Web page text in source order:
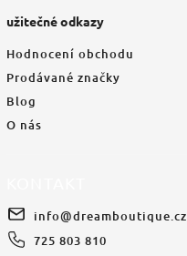
užitečné odkazy
Hodnocení obchodu
Prodávané značky
Blog
O nás
info@dreamboutique.cz
725 803 810